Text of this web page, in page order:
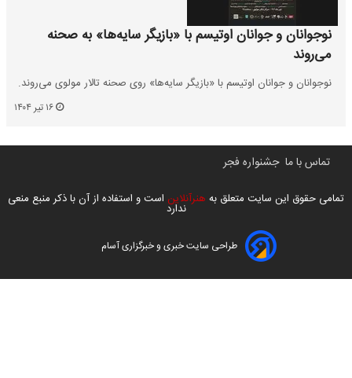
نوجوانان و جوانان اوتیسم با «بازیگر سایه‌ها» به صحنه
می‌روند
نوجوانان و جوانان اوتیسم با «بازیگر سایه‌ها» روی صحنه تالار مولوی می‌روند.
تماس با ما جشنواره فجر
تمامی حقوق این سایت متعلق به هنرآنلاین است و استفاده از آن با ذکر منبع منعی
ندارد
طراحی سایت خبری و خبرگزاری آسام